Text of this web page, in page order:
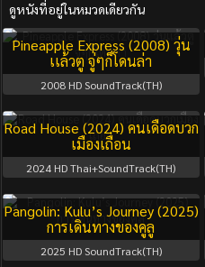
ดูหนังที่อยู่ในหมวดเดียวกัน
Pineapple Express (2008) วุ่น
เเล้วตู จู่ๆก็โดนล่า
2008HD SoundTrack(TH)
Road House (2024) คนเดือดบวก
เมืองเถื่อน
2024 HD Thai+SoundTrack(TH)
Pangolin: Kulu’s Journey (2025)
การเดินทางของคูลู
2025 HD SoundTrack(TH)